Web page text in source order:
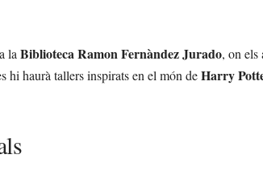
laBiblioteca Ramon Fernàndez Jurado, on els
hi haurà tallers inspirats en el món deHarry